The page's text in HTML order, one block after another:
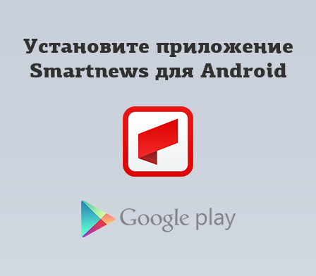
Установите приложение
Smartnews для Android